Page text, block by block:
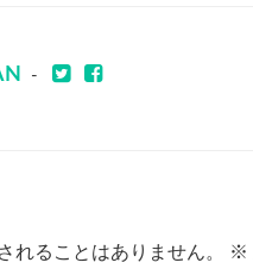
-
れることはありません。 ※